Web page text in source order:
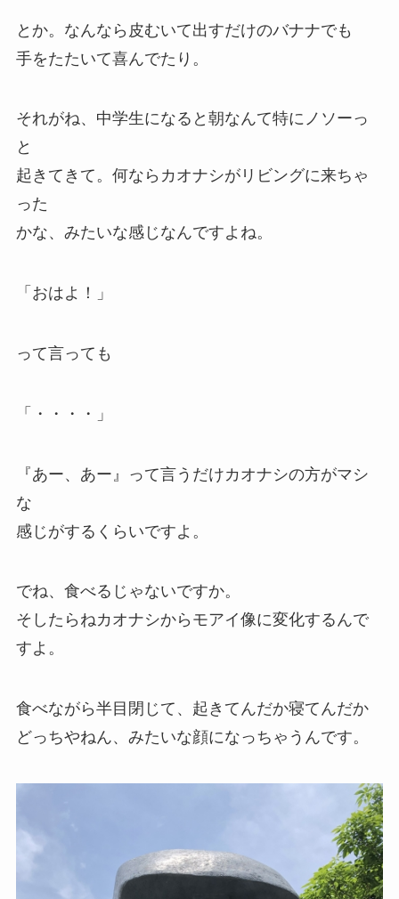
とか。なんなら皮むいて出すだけのバナナでも
手をたたいて喜んでたり。
それがね、中学生になると朝なんて特にノソーっ
と
起きてきて。何なら カオナシがリビングに来ちゃ
った
かな、みたいな感じなんですよね。
「おはよ！」
って言っても
「・・・・」
『あー、あー 』
って言うだけカオナシの方がマシ
な
感じがするくらいですよ。
でね、食べるじゃないですか。
そしたらねカオナシから モアイ像に変化するんで
すよ。
食べながら半目閉じて、起きてんだか寝てんだか
どっちやねん、みたいな顔になっちゃうんです。